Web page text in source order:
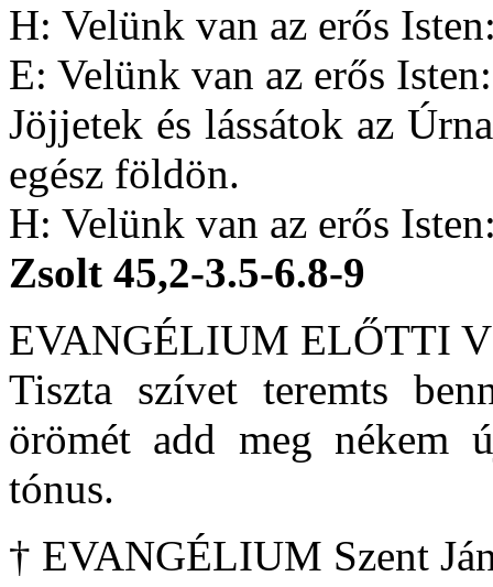
H: Velünk van az erős
E: Velünk van az erős
Jöjjetek és lássátok az
egész földön.
H: Velünk van az erős
Zsolt 45,2-3.5-6.8-9
EVANGÉLIUM ELŐTTI
Tiszta szívet teremts
örömét add meg nékem
tónus.
† EVANGÉLIUM Szent